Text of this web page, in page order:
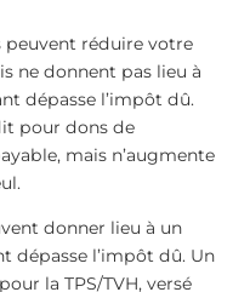
peuvent réduire votre
ne donnent pas lieu à
dépasse l’impôt dû.
pour dons de
mais n’augmente
donner lieu à un
dépasse l’impôt dû. Un
la TPS/TVH, versé